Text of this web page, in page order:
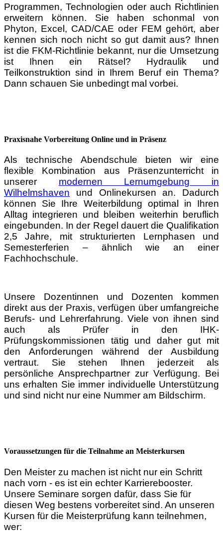
Programmen, Technologien oder auch Richtlinien
erweitern können. Sie haben schonmal von
Phyton, Excel, CAD/CAE oder FEM gehört, aber
kennen sich noch nicht so gut damit aus? Ihnen
ist die FKM-Richtlinie bekannt, nur die Umsetzung
ist Ihnen ein Rätsel? Hydraulik und
Teilkonstruktion sind in Ihrem Beruf ein Thema?
Dann schauen Sie unbedingt mal vorbei.
Praxisnahe Vorbereitung Online und in Präsenz
Als technische Abendschule bieten wir eine
flexible Kombination aus Präsenzunterricht in
unserer modernen Lernumgebung in
Wilhelmshaven und Onlinekursen an. Dadurch
können Sie Ihre Weiterbildung optimal in Ihren
Alltag integrieren und bleiben weiterhin beruflich
eingebunden. In der Regel dauert die Qualifikation
2,5 Jahre, mit strukturierten Lernphasen und
Semesterferien – ähnlich wie an einer
Fachhochschule.
Unsere Dozentinnen und Dozenten kommen
direkt aus der Praxis, verfügen über umfangreiche
Berufs- und Lehrerfahrung. Viele von ihnen sind
auch als Prüfer in den IHK-
Prüfungskommissionen tätig und daher gut mit
den Anforderungen während der Ausbildung
vertraut. Sie stehen Ihnen jederzeit als
persönliche Ansprechpartner zur Verfügung. Bei
uns erhalten Sie immer individuelle Unterstützung
und sind nicht nur eine Nummer am Bildschirm.
Voraussetzungen für die Teilnahme an Meisterkursen
Den Meister zu machen ist nicht nur ein Schritt
nach vorn - es ist ein echter Karrierebooster.
Unsere Seminare sorgen dafür, dass Sie für
diesen Weg bestens vorbereitet sind. An unseren
Kursen für die Meisterprüfung kann teilnehmen,
wer: